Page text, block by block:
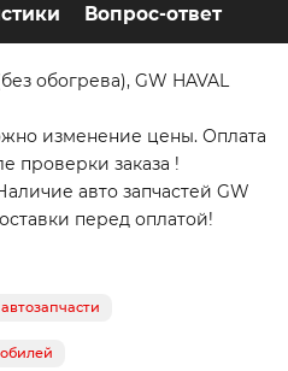
Вопрос-ответ
обогрева), GW HAVAL
изменение цены. Оплата
проверки заказа !
авто запчастей GW
перед оплатой!